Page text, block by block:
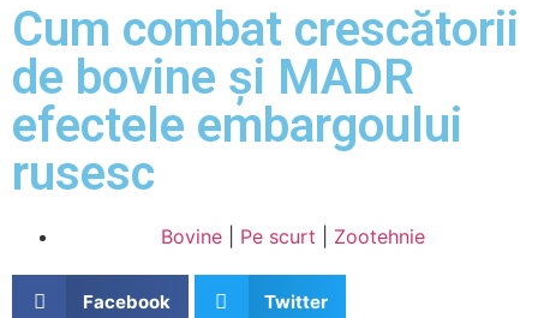
Cum combat crescătorii
de bovine și MADR
efectele embargoului
rusesc
Bovine Pe scurt Zootehnie
Facebook Twitter